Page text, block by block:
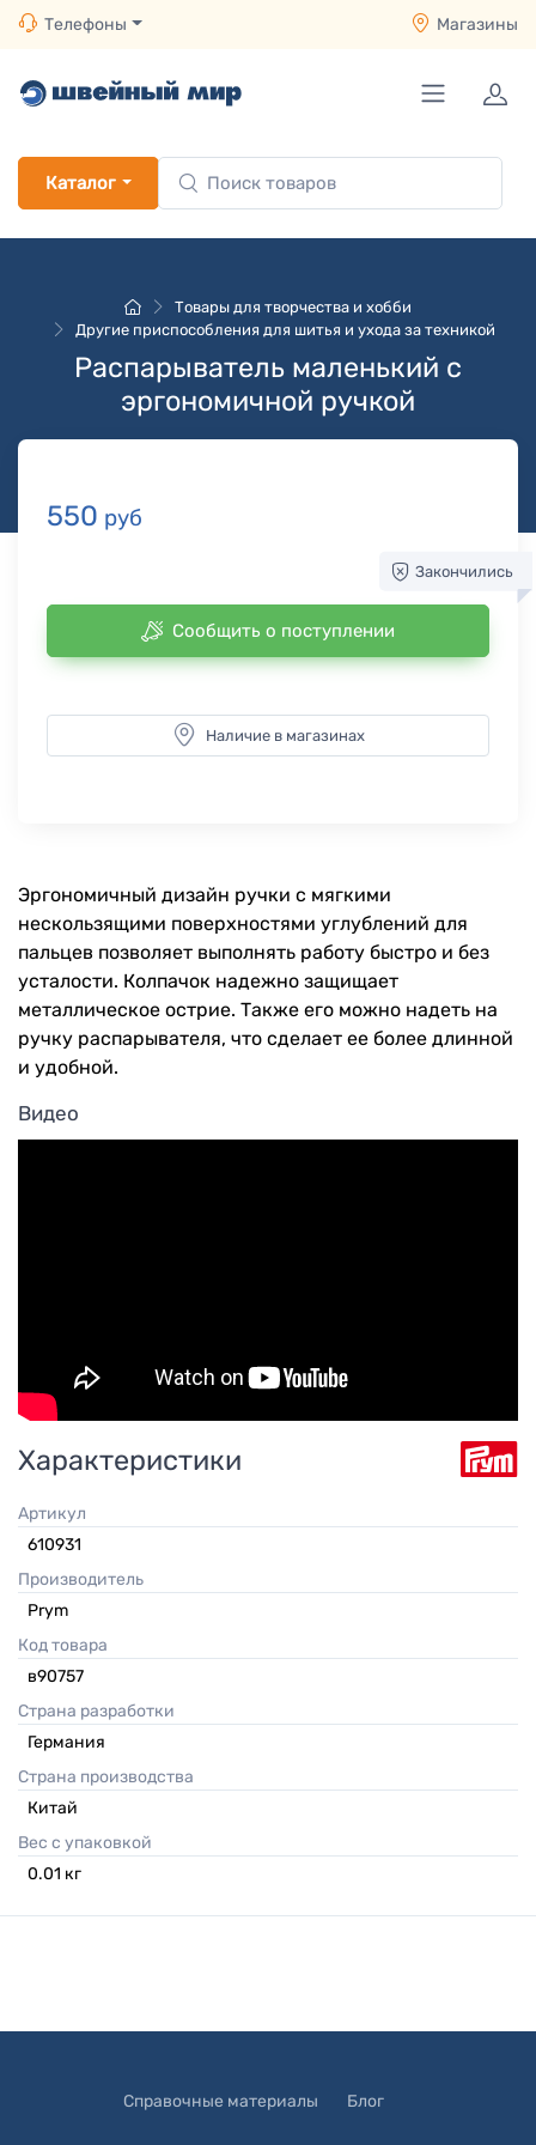
Телефоны Магазины
Каталог
Товары для творчества и хобби
Другие приспособления для шитья и ухода за техникой
Распарыватель маленький с
эргономичной ручкой
550 руб
Закончились
Сообщить о поступлении
Наличие в магазинах
Эргономичный дизайн ручки с мягкими
нескользящими поверхностями углублений для
пальцев позволяет выполнять работу быстро и без
усталости. Колпачок надежно защищает
металлическое острие. Также его можно надеть на
ручку распарывателя, что сделает ее более длинной
и удобной.
Видео
Характеристики
Артикул
610931
Производитель
Prym
Код товара
в90757
Страна разработки
Германия
Страна производства
Китай
Вес с упаковкой
0.01 кг
Справочные материалы Блог